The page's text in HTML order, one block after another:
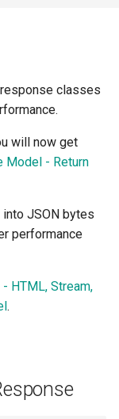
型
态码
型
单与文件
作配置
事件
件：lifespan 和
盖测试依赖项
环境变量
classes
will now get
Model - Return
JSON bytes
performance
HTML, Stream,
.